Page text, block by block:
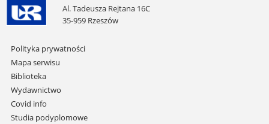
Al. Tadeusza Rejtana 16C
35-959 Rzeszów
Pomiń
nawigację
i
przejdź
do
treści
Polityka prywatności
Mapa serwisu
Biblioteka
Wydawnictwo
Covid info
Studia podyplomowe